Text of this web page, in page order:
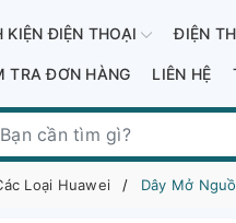
KIỆN ĐIỆN THOẠI ĐIỆN
TRA ĐƠN HÀNG LIÊN HỆ
Loại Huawei Dây Mở